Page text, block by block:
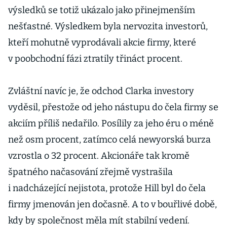
výsledků se totiž ukázalo jako přinejmenším
nešťastné. Výsledkem byla nervozita investorů,
kteří mohutně vyprodávali akcie firmy, které
v poobchodní fázi ztratily třináct procent.
Zvláštní navíc je, že odchod Clarka investory
vyděsil, přestože od jeho nástupu do čela firmy se
akciím příliš nedařilo. Posílily za jeho éru o méně
než osm procent, zatímco celá newyorská burza
vzrostla o 32 procent. Akcionáře tak kromě
špatného načasování zřejmě vystrašila
i nadcházející nejistota, protože Hill byl do čela
firmy jmenován jen dočasně. A to v bouřlivé době,
kdy by společnost měla mít stabilní vedení.